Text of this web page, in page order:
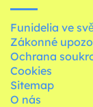
Funidelia ve
Zákonné
Ochrana
Cookies
Sitemap
O nás